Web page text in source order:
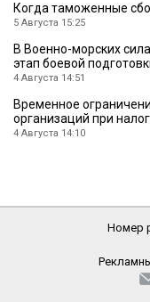
Когда таможенные
5 Августа 15:25
В Военно-морских
этап боевой
4 Августа 14:51
Временное
организаций при
4 Августа 14:10
Номер